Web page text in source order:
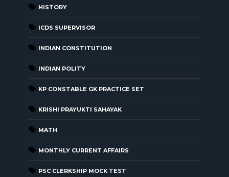
HISTORY
ICDS SUPERVISOR
INDIAN CONSTITUTION
INDIAN POLITY
KP CONSTABLE GK PRACTICE SET
KRISHI PRAYUKTI SAHAYAK
MATH
MONTHLY CURRENT AFFAIRS
PSC CLERKSHIP MOCK TEST